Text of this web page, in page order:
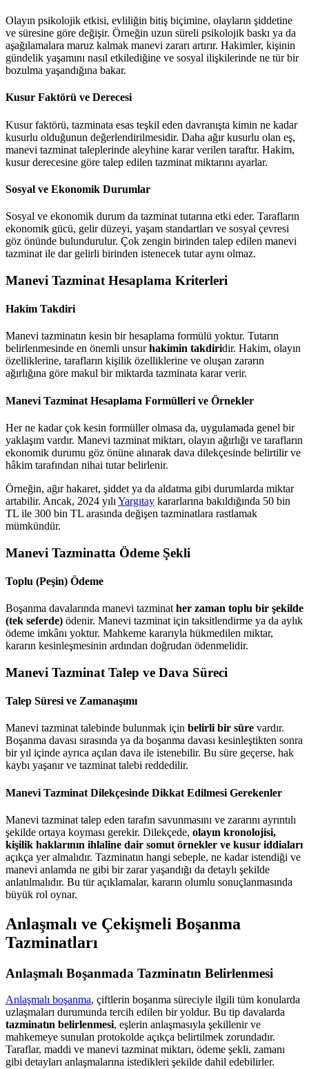
Olayın psikolojik etkisi, evliliğin bitiş biçimine, olayların şiddetine
ve süresine göre değişir. Örneğin uzun süreli psikolojik baskı ya da
aşağılamalara maruz kalmak manevi zararı artırır. Hakimler, kişinin
gündelik yaşamını nasıl etkilediğine ve sosyal ilişkilerinde ne tür bir
bozulma yaşandığına bakar.
Kusur Faktörü ve Derecesi
Kusur faktörü, tazminata esas teşkil eden davranışta kimin ne kadar
kusurlu olduğunun değerlendirilmesidir. Daha ağır kusurlu olan eş,
manevi tazminat taleplerinde aleyhine karar verilen taraftır. Hakim,
kusur derecesine göre talep edilen tazminat miktarını ayarlar.
Sosyal ve Ekonomik Durumlar
Sosyal ve ekonomik durum da tazminat tutarına etki eder. Tarafların
ekonomik gücü, gelir düzeyi, yaşam standartları ve sosyal çevresi
göz önünde bulundurulur. Çok zengin birinden talep edilen manevi
tazminat ile dar gelirli birinden istenecek tutar aynı olmaz.
Manevi Tazminat Hesaplama Kriterleri
Hakim Takdiri
Manevi tazminatın kesin bir hesaplama formülü yoktur. Tutarın
belirlenmesinde en önemli unsurhakimin takdiridir. Hakim, olayın
özelliklerine, tarafların kişilik özelliklerine ve oluşan zararın
ağırlığına göre makul bir miktarda tazminata karar verir.
Manevi Tazminat Hesaplama Formülleri ve Örnekler
Her ne kadar çok kesin formüller olmasa da, uygulamada genel bir
yaklaşım vardır. Manevi tazminat miktarı, olayın ağırlığı ve tarafların
ekonomik durumu göz önüne alınarak dava dilekçesinde belirtilir ve
hâkim tarafından nihai tutar belirlenir.
Örneğin, ağır hakaret, şiddet ya da aldatma gibi durumlarda miktar
artabilir. Ancak, 2024 yılı Yargıtay kararlarına bakıldığında 50 bin
TL ile 300 bin TL arasında değişen tazminatlara rastlamak
mümkündür.
Manevi Tazminatta Ödeme Şekli
Toplu (Peşin) Ödeme
Boşanma davalarında manevi tazminat her zaman toplu bir şekilde
(tek seferde) ödenir. Manevi tazminat için taksitlendirme ya da aylık
ödeme imkânı yoktur. Mahkeme kararıyla hükmedilen miktar,
kararın kesinleşmesinin ardından doğrudan ödenmelidir.
Manevi Tazminat Talep ve Dava Süreci
Talep Süresi ve Zamanaşımı
Manevi tazminat talebinde bulunmak için belirli bir süre vardır.
Boşanma davası sırasında ya da boşanma davası kesinleştikten sonra
bir yıl içinde ayrıca açılan dava ile istenebilir. Bu süre geçerse, hak
kaybı yaşanır ve tazminat talebi reddedilir.
Manevi Tazminat Dilekçesinde Dikkat Edilmesi Gerekenler
Manevi tazminat talep eden tarafın savunmasını ve zararını ayrıntılı
şekilde ortaya koyması gerekir. Dilekçede, olayın kronolojisi,
kişilik haklarının ihlaline dair somut örnekler ve kusur iddiaları
açıkça yer almalıdır. Tazminatın hangi sebeple, ne kadar istendiği ve
manevi anlamda ne gibi bir zarar yaşandığı da detaylı şekilde
anlatılmalıdır. Bu tür açıklamalar, kararın olumlu sonuçlanmasında
büyük rol oynar.
Anlaşmalı ve Çekişmeli Boşanma
Tazminatları
Anlaşmalı Boşanmada Tazminatın Belirlenmesi
Anlaşmalı boşanma, çiftlerin boşanma süreciyle ilgili tüm konularda
uzlaşmaları durumunda tercih edilen bir yoldur. Bu tip davalarda
tazminatın belirlenmesi, eşlerin anlaşmasıyla şekillenir ve
mahkemeye sunulan protokolde açıkça belirtilmek zorundadır.
Taraflar, maddi ve manevi tazminat miktarı, ödeme şekli, zamanı
gibi detayları anlaşmalarına istedikleri şekilde dahil edebilirler.